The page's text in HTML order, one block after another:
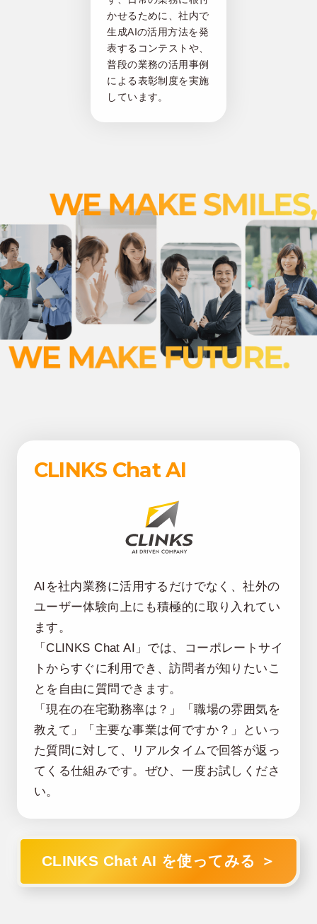
かせるために、社内で
生成AIの活用方法を発
表するコンテストや、
普段の業務の活用事例
による表彰制度を実施
しています。
CLINKS Chat AI
AIを社内業務に活用するだけでなく、社外の
ユーザー体験向上にも積極的に取り入れてい
ます。
「CLINKS Chat AI」では、コーポレートサイ
トからすぐに利用でき、訪問者が知りたいこ
とを自由に質問できます。
「現在の在宅勤務率は？」「職場の雰囲気を
教えて」「主要な事業は何ですか？」といっ
た質問に対して、リアルタイムで回答が返っ
てくる仕組みです。ぜひ、一度お試しくださ
い。
CLINKS Chat AI を使ってみる ＞